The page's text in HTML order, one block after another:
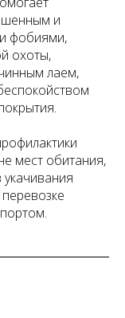
и
фобиями,
охоты,
лаем,
мест обитания,